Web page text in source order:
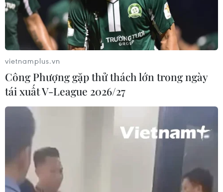
vietnamplus.vn
Công Phượng gặp thử thách lớn trong ngày
tái xuất V-League 2026/27